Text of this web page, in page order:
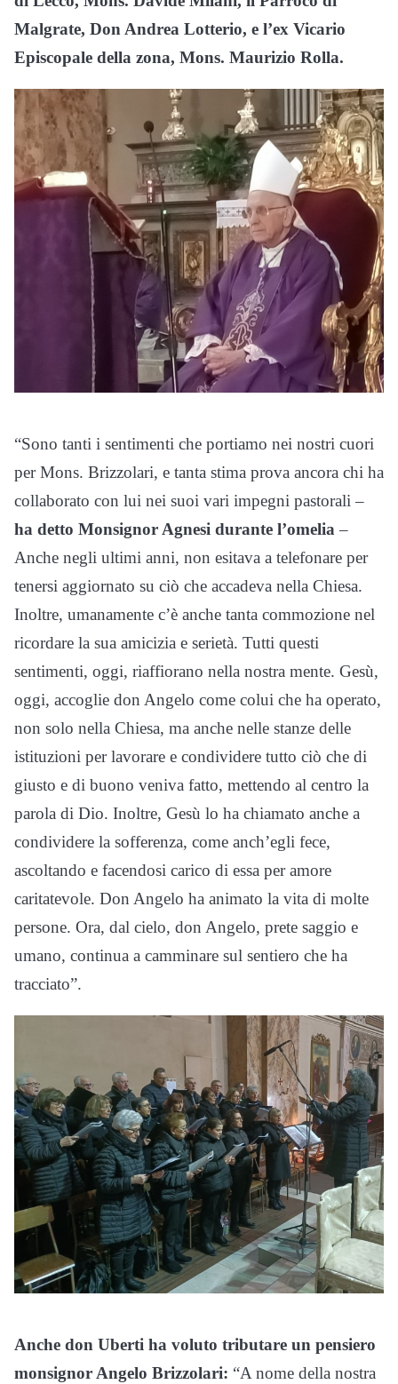
Malgrate, Don Andrea Lotterio, e l’ex Vicario
Episcopale della zona, Mons. Maurizio Rolla.
“Sono tanti i sentimenti che portiamo nei nostri cuori
per Mons. Brizzolari, e tanta stima prova ancora chi ha
collaborato con lui nei suoi vari impegni pastorali –
ha detto Monsignor Agnesi durante l’omelia –
Anche negli ultimi anni, non esitava a telefonare per
tenersi aggiornato su ciò che accadeva nella Chiesa.
Inoltre, umanamente c’è anche tanta commozione nel
ricordare la sua amicizia e serietà. Tutti questi
sentimenti, oggi, riaffiorano nella nostra mente. Gesù,
oggi, accoglie don Angelo come colui che ha operato,
non solo nella Chiesa, ma anche nelle stanze delle
istituzioni per lavorare e condividere tutto ciò che di
giusto e di buono veniva fatto, mettendo al centro la
parola di Dio. Inoltre, Gesù lo ha chiamato anche a
condividere la sofferenza, come anch’egli fece,
ascoltando e facendosi carico di essa per amore
caritatevole. Don Angelo ha animato la vita di molte
persone. Ora, dal cielo, don Angelo, prete saggio e
umano, continua a camminare sul sentiero che ha
tracciato”.
Anche don Uberti ha voluto tributare un pensiero
monsignor Angelo Brizzolari: “A nome della nostra